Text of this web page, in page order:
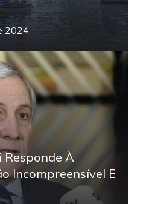
2024
Responde À
Incompreensível E